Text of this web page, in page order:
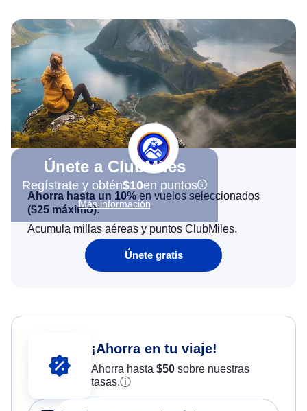
Únete a ClubMiles
Regístrate y obtén$10en puntos
Más información
Ahorra hasta un 10% en vuelos seleccionados
($25 máximo).
Acumula millas aéreas y puntos ClubMiles.
Únete gratis
¡Ahorra en tu viaje!
Ahorra hasta $50sobre nuestras
tasas.ⓘ